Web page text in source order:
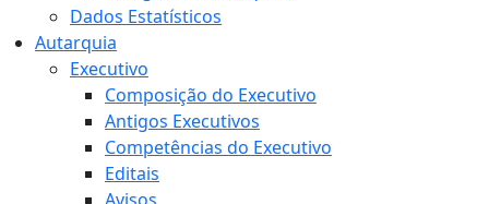
Dados Estatísticos
Autarquia
Executivo
Composição do Executivo
Antigos Executivos
Competências do Executivo
Editais